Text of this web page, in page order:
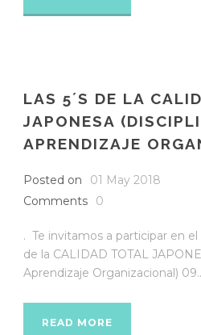
LAS 5´S DE LA
JAPONESA
APRENDIZAJE
Posted on
01 May 2018
Comments
0
. Te invitamos a participar en el
de la CALIDAD TOTAL
Aprendizaje Organizacional)
READ MORE